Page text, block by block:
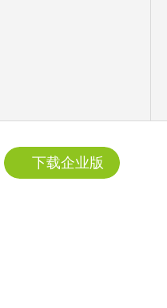
下载企业版